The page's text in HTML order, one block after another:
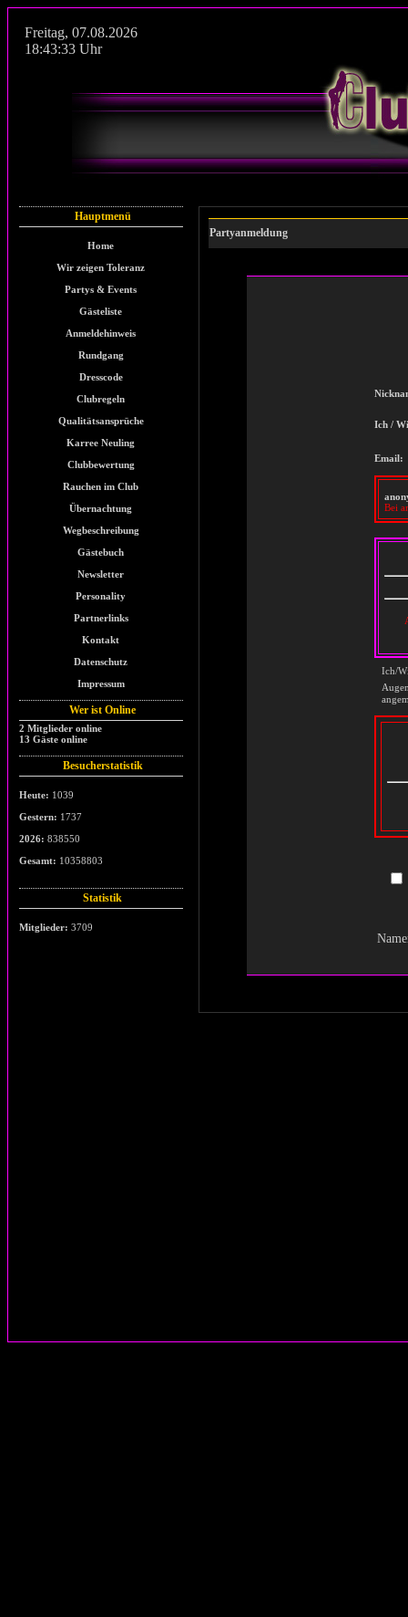
Freitag, 07.08.2026
18:43:33 Uhr
Hauptmenü
Home
Wir zeigen Toleranz
Partys & Events
Gästeliste
Anmeldehinweis
Rundgang
Dresscode
Clubregeln
Qualitätsansprüche
Karree Neuling
Clubbewertung
Rauchen im Club
Übernachtung
Wegbeschreibung
Gästebuch
Newsletter
Personality
Partnerlinks
Kontakt
Datenschutz
Impressum
Wer ist Online
2 Mitglieder online
13 Gäste online
Besucherstatistik
Heute: 1039
Gestern: 1737
2026: 838550
Gesamt: 10358803
Statistik
Mitglieder: 3709
Partyanmeldung
Ich /
Email:
Bei
Ich/